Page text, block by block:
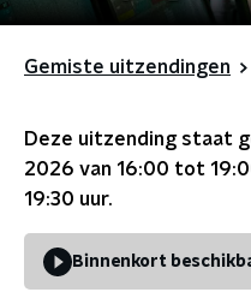
Gemiste uitzendingen
Deze uitzending staat
2026 van 16:00 tot
19:30 uur.
Binnenkort